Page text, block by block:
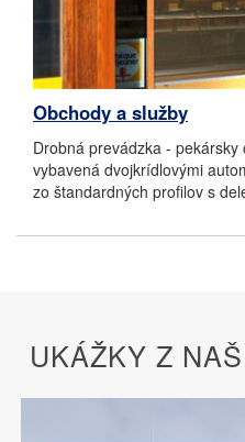
Obchody a služby
Drobná prevádzka -
vybavená dvojkrídlovými
zo štandardných profilov s
UKÁŽKY Z